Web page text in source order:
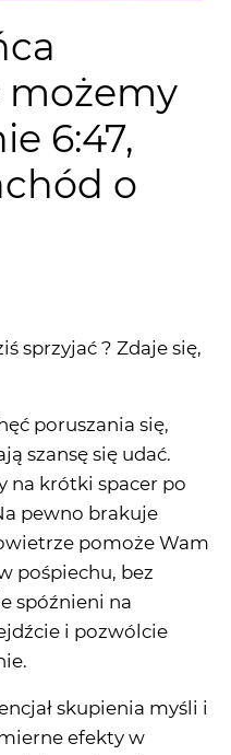
możemy
6:47,
o
sprzyjać ? Zdaje się,
poruszania się,
szansę się udać.
na krótki spacer po
pewno brakuje
pomoże Wam
pośpiechu, bez
spóźnieni na
i pozwólcie
skupienia myśli i
efekty w